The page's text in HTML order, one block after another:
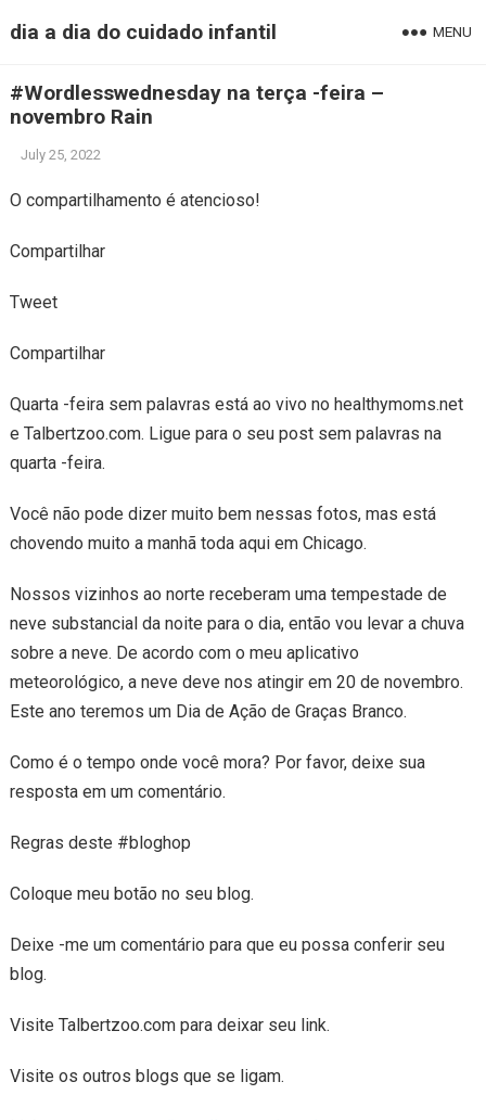
dia a dia do cuidado infantil MENU
#Wordlesswednesday na terça -feira –
novembro Rain
July 25, 2022
O compartilhamento é atencioso!
Compartilhar
Tweet
Compartilhar
Quarta -feira sem palavras está ao vivo no healthymoms.net
e Talbertzoo.com. Ligue para o seu post sem palavras na
quarta -feira.
Você não pode dizer muito bem nessas fotos, mas está
chovendo muito a manhã toda aqui em Chicago.
Nossos vizinhos ao norte receberam uma tempestade de
neve substancial da noite para o dia, então vou levar a chuva
sobre a neve. De acordo com o meu aplicativo
meteorológico, a neve deve nos atingir em 20 de novembro.
Este ano teremos um Dia de Ação de Graças Branco.
Como é o tempo onde você mora? Por favor, deixe sua
resposta em um comentário.
Regras deste #bloghop
Coloque meu botão no seu blog.
Deixe -me um comentário para que eu possa conferir seu
blog.
Visite Talbertzoo.com para deixar seu link.
Visite os outros blogs que se ligam.